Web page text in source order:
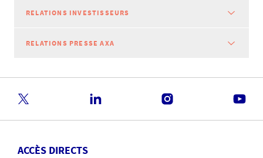
RELATIONS INVESTISSEURS
RELATIONS PRESSE AXA
ACCÈS DIRECTS